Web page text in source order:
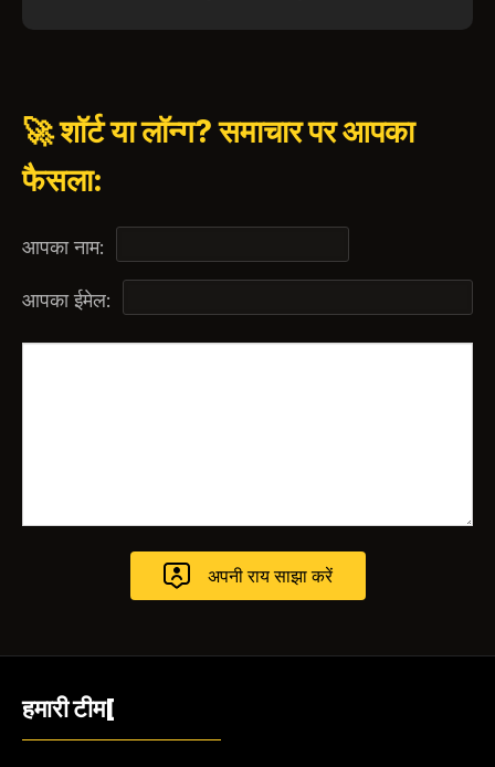
🚀 शॉर्ट या लॉन्ग? समाचार पर आपका
फैसला:
आपका नाम:
आपका ईमेल:
हमारी टीम[